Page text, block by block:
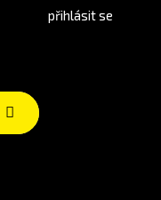
přihlásit se